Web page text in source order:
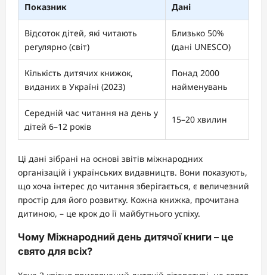
Показник Дані
Відсоток дітей, які читають
регулярно (світ)
Близько 50%
(дані UNESCO)
Кількість дитячих книжок,
виданих в Україні (2023)
Понад 2000
найменувань
Середній час читання на день у
дітей 6–12 років
15–20 хвилин
Ці дані зібрані на основі звітів міжнародних
організацій і українських видавництв. Вони показують,
що хоча інтерес до читання зберігається, є величезний
простір для його розвитку. Кожна книжка, прочитана
дитиною, – це крок до її майбутнього успіху.
Чому Міжнародний день дитячої книги – це
свято для всіх?